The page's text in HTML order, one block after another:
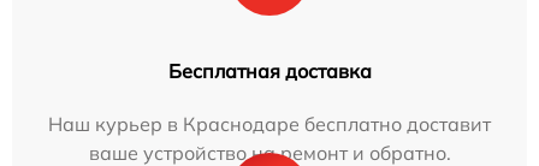
Бесплатная доставка
Наш курьер в Краснодаре бесплатно доставит
ваше устройство на ремонт и обратно.